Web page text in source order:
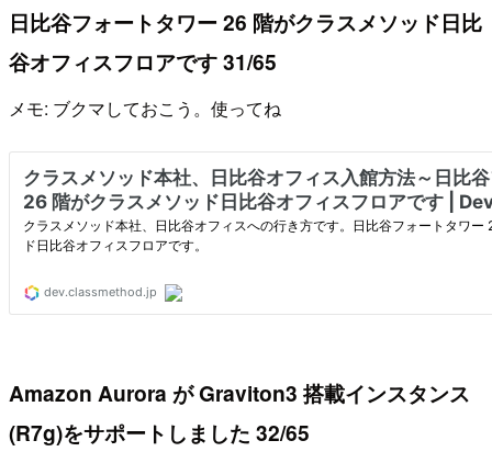
日比谷フォートタワー 26 階がクラスメソッド日比
谷オフィスフロアです 31/65
メモ: ブクマしておこう。使ってね
Amazon Aurora が Graviton3 搭載インスタンス
(R7g)をサポートしました 32/65